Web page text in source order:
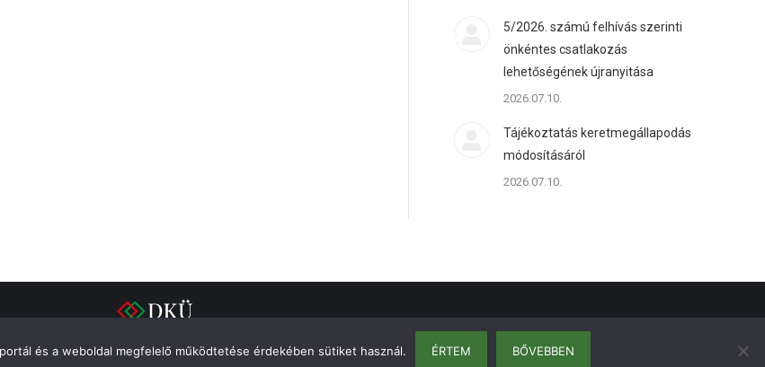
5/2026. számú felhívás szerinti
önkéntes csatlakozás
lehetőségének újranyitása
2026.07.10.
Tájékoztatás keretmegállapodás
módosításáról
2026.07.10.
és a weboldal megfelelő működtetése érdekében sütiket használ. ÉRTEM BŐVEBBEN